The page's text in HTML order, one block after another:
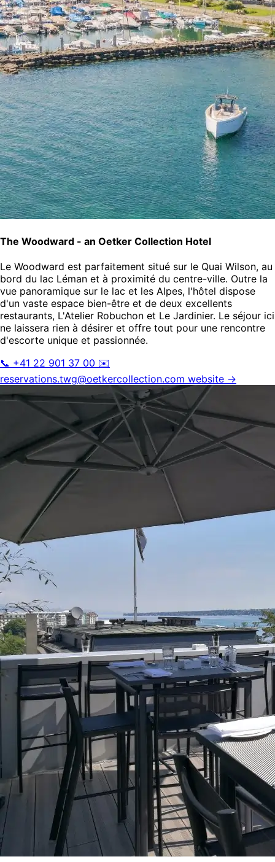
The Woodward - an Oetker Collection Hotel
Le Woodward est parfaitement situé sur le Quai Wilson, au
bord du lac Léman et à proximité du centre-ville. Outre la
vue panoramique sur le lac et les Alpes, l'hôtel dispose
d'un vaste espace bien-être et de deux excellents
restaurants, L'Atelier Robuchon et Le Jardinier. Le séjour ici
ne laissera rien à désirer et offre tout pour une rencontre
d'escorte unique et passionnée.
📞 +41 22 901 37 00 ✉️
reservations.twg@oetkercollection.com website →